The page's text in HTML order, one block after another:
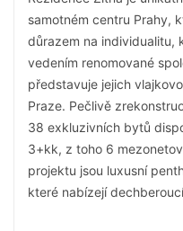
samotném centru Prahy,
důrazem na individualitu,
vedením renomované
představuje jejich
Praze. Pečlivě
38 exkluzivních bytů
3+kk, z toho 6
projektu jsou luxusní
které nabízejí